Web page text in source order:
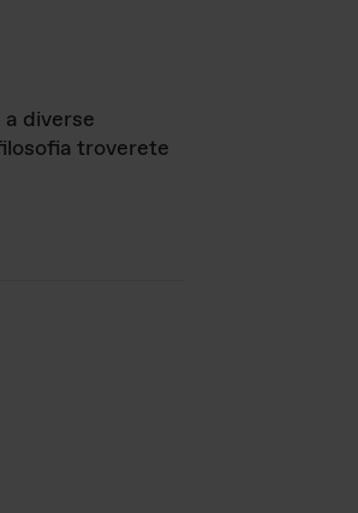
diverse
troverete